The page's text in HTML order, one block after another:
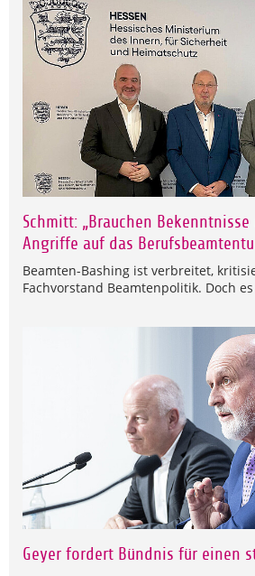
Schmitt: „Brauchen
Angriffe auf das
Beamten-Bashing ist verbreitet,
Fachvorstand Beamtenpolitik. Doch
Geyer fordert Bündnis für einen